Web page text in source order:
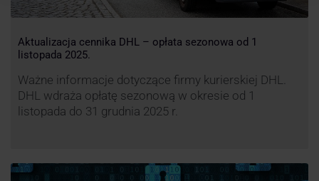
Aktualizacja cennika DHL – opłata sezonowa od 1
listopada 2025.
Ważne informacje dotyczące firmy kurierskiej DHL.
DHL wdraża opłatę sezonową w okresie od 1
listopada do 31 grudnia 2025 r.